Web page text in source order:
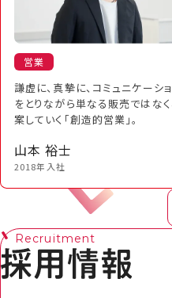
営業
謙虚に、真摯に、コミュニケーシ
をとりながら単なる販売ではなく
案していく「創造的営業」。
山本 裕士
2018年入社
Recruitment